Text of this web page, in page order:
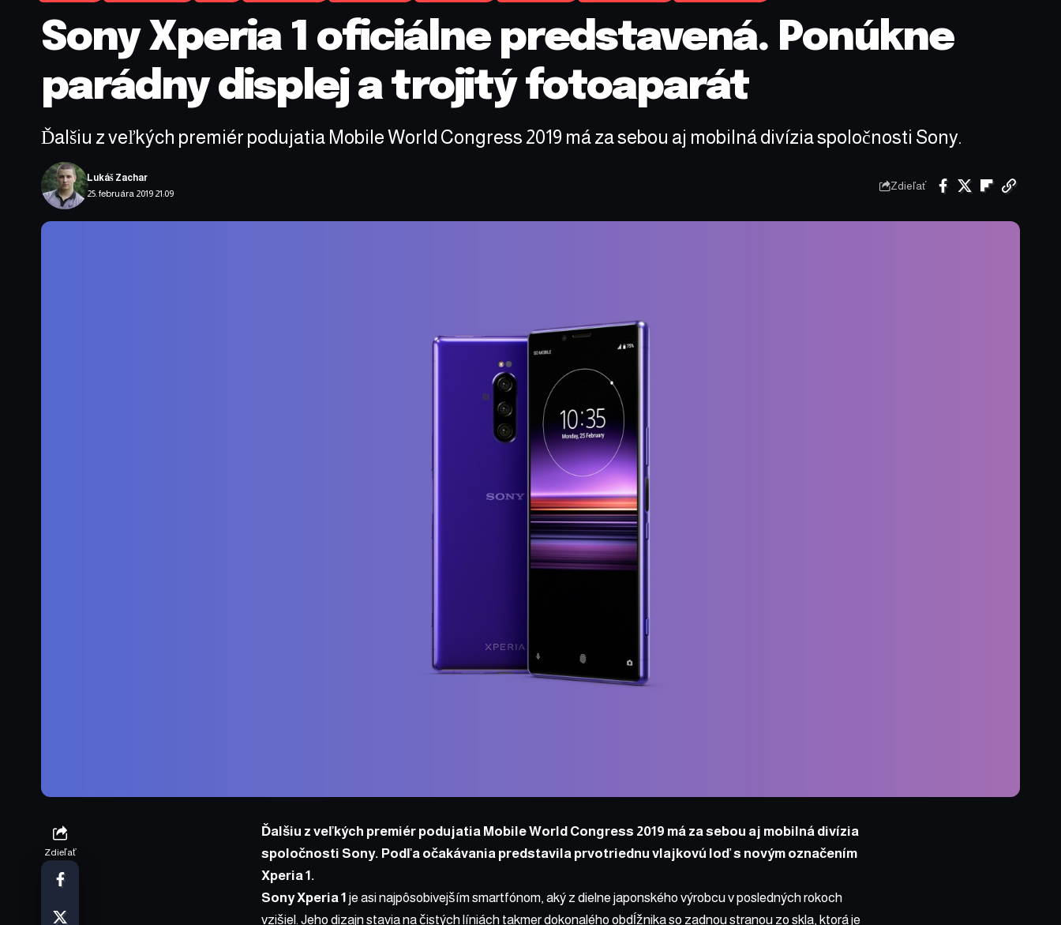
Sony Xperia 1 oficiálne predstavená. Ponúkne
parádny displej a trojitý fotoaparát
Ďalšiu z veľkých premiér podujatia Mobile World Congress 2019 má za sebou aj mobilná divízia spoločnosti Sony.
25. februára 2019 21:09
Lukáš Zachar
Zdieľať
Zdieľať
Ďalšiu z veľkých premiér podujatia Mobile World Congress 2019 má za sebou aj mobilná divízia
spoločnosti Sony. Podľa očakávania predstavila prvotriednu vlajkovú loď s novým označením
Xperia 1.
Sony Xperia 1 je asi najpôsobivejším smartfónom, aký z dielne japonského výrobcu v posledných rokoch
vzišiel. Jeho dizajn stavia na čistých líniách takmer dokonalého obdĺžnika so zadnou stranou zo skla, ktorá je